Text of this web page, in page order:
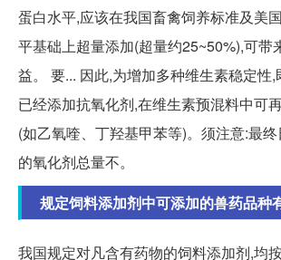
蛋白水平,应该在我国畜禽饲养标准及美
平基础上超量添加(超量约25~50%),可带
益。 要... 因此,为增加多种维生素稳定性,
已经添加抗氧化剂,在维生素预混料中可
(如乙氧喹、丁羟基甲苯等)。须注意:最
的氧化剂总量不。
规定饲料添加剂中可添加的兽药品种
我国规定对凡含有药物的饲料添加剂,均